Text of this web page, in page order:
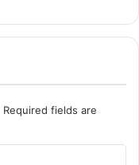
Required fields are